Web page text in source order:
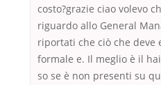
costo?grazie ciao volevo
riguardo allo General
riportati che ciò che
formale e. Il meglio è il
so se è non presenti su